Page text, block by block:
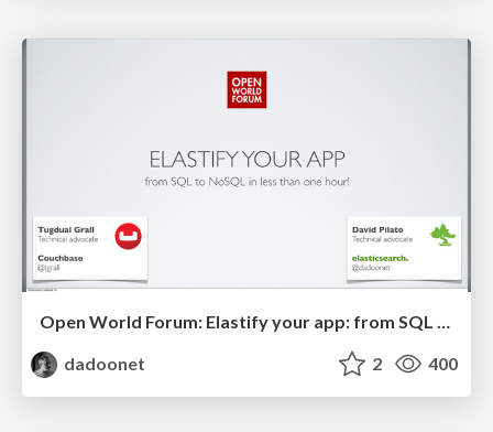
dadoonet
2 400